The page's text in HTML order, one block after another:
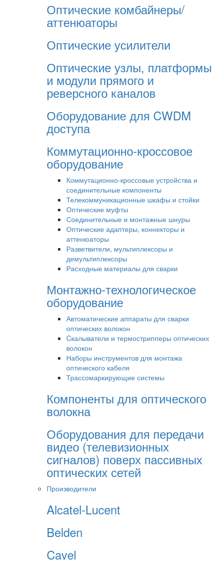
Оптические комбайнеры/
аттенюаторы
Оптические усилители
Оптические узлы, платформы
и модули прямого и
реверсного каналов
Оборудование для CWDM
доступа
Коммутационно-кроссовое
оборудование
Коммутационно-кроссовые устройства и
соединительные компоненты
Телекоммуникационные шкафы и стойки
Оптические муфты
Соединительные и монтажные шнуры
Оптические адаптеры, коннекторы и
аттенюаторы
Разветвители, мультиплексоры и
демультиплексоры
Расходные материалы для сварки
Монтажно-технологическое
оборудование
Автоматические аппараты для сварки
оптических волокон
Cкалыватели и термострипперы оптических
волокон
Наборы инструментов для монтажа
оптического кабеля
Трассомаркирующие системы
Компоненты для оптического
волокна
Оборудования для передачи
видео (телевизионных
сигналов) поверх пассивных
оптических сетей
Производители
Alcatel-Lucent
Belden
Cavel